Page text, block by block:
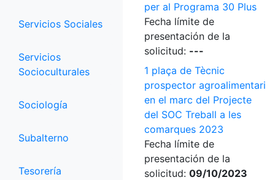
Servicios Sociales
Servicios
Socioculturales
Sociología
Subalterno
Tesorería
per al Programa 30 Plus
Fecha límite de
presentación de la
solicitud: ---
1 plaça de Tècnic
prospector agroalimentari
en el marc del Projecte
del SOC Treball a les
comarques 2023
Fecha límite de
presentación de la
solicitud: 09/10/2023